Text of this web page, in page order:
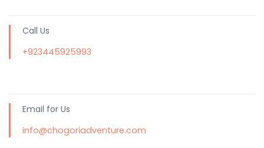
Call Us
+923445925993
Email for Us
info@chogoriadventure.com